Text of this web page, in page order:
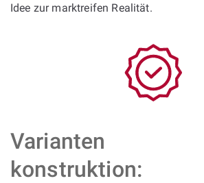
Idee zur marktreifen Realität.
Varianten
konstruktion: